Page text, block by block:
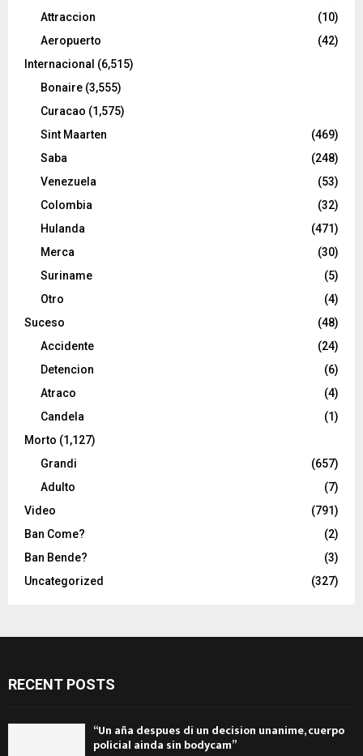
Attraccion
(10)
Aeropuerto
(42)
Internacional (6,515)
Bonaire (3,555)
Curacao (1,575)
Sint Maarten
(469)
Saba
(248)
Venezuela
(53)
Colombia
(32)
Hulanda
(471)
Merca
(30)
Suriname
(5)
Otro
(4)
Suceso
(48)
Accidente
(24)
Detencion
(6)
Atraco
(4)
Candela
(1)
Morto (1,127)
Grandi
(657)
Adulto
(7)
Video
(791)
Ban Come?
(2)
Ban Bende?
(3)
Uncategorized
(327)
RECENT POSTS
“Un aña despues di un decision unanime, cuerpo
policial ainda sin bodycam”